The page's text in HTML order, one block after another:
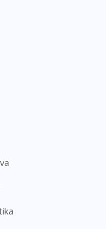
izbornik